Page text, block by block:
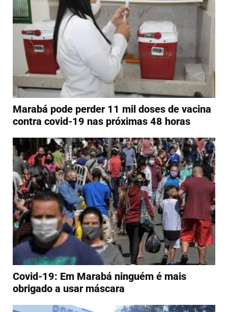
Marabá pode perder 11 mil doses de vacina
contra covid-19 nas próximas 48 horas
Covid-19: Em Marabá ninguém é mais
obrigado a usar máscara